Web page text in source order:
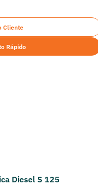
Rápido
Cliente
Diesel S 125